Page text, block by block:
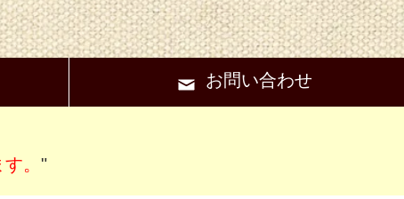
お問い合わせ
。 "